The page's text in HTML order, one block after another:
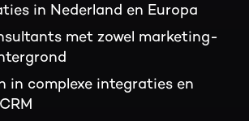
in Nederland en Europa
met zowel marketing-
in complexe integraties en